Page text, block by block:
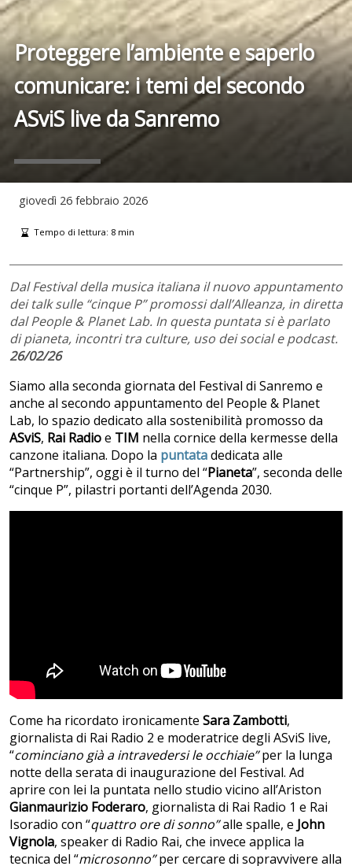
Proteggere l’ambiente e saperlo
comunicare: i temi del secondo
ASviS live da Sanremo
Dal Festival della musica italiana il nuovo appuntamento
dei talk sulle “cinque P” promossi dall’Alleanza, in diretta
dal People & Planet Lab. In questa puntata si è parlato
di pianeta, incontri tra culture, uso dei social e podcast.
26/02/26
Siamo alla seconda giornata del Festival di Sanremo e
anche al secondo appuntamento del People & Planet
Lab, lo spazio dedicato alla sostenibilità promosso da
ASviS, Rai Radioe TIM nella cornice della kermesse della
canzone italiana. Dopo la puntatadedicata alle
“Partnership”, oggi è il turno del “Pianeta”, seconda delle
“cinque P”, pilastri portanti dell’Agenda 2030.
Come ha ricordato ironicamente Sara Zambotti,
giornalista di Rai Radio 2 e moderatrice degli ASviS live,
“cominciano già a intravedersi le occhiaie”per la lunga
notte della serata di inaugurazione del Festival. Ad
aprire con lei la puntata nello studio vicino all’Ariston
Gianmaurizio Foderaro, giornalista di Rai Radio 1 e Rai
Isoradio con “quattro ore di sonno”alle spalle, e John
Vignola, speaker di Radio Rai, che invece applica la
tecnica del “microsonno”per cercare di sopravvivere alla
giovedì 26 febbraio 2026
Tempo di lettura: 8min